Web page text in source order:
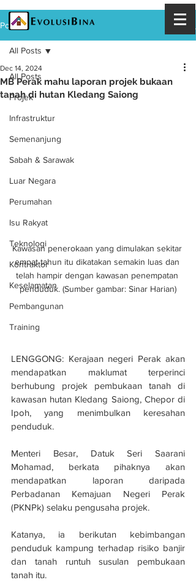
Post
All Posts
Projek
Infrastruktur
Semenanjung
Sabah & Sarawak
Luar Negara
Perumahan
Isu Rakyat
Teknologi
Kontraktor
Keselamatan
Pembangunan
Training
All Posts
MB Perak mahu laporan projek bukaan
tanah di hutan Kledang Saiong
Dec 14, 2024
Kawasan penerokaan yang dimulakan sekitar
empat tahun itu dikatakan semakin luas dan
telah hampir dengan kawasan penempatan
penduduk. (Sumber gambar: Sinar Harian)
LENGGONG: Kerajaan negeri Perak akan
mendapatkan maklumat terperinci
berhubung projek pembukaan tanah di
kawasan hutan Kledang Saiong, Chepor di
Ipoh, yang menimbulkan keresahan
penduduk.
Menteri Besar, Datuk Seri Saarani
Mohamad, berkata pihaknya akan
mendapatkan laporan daripada
Perbadanan Kemajuan Negeri Perak
(PKNPk) selaku pengusaha projek.
Katanya, ia berikutan kebimbangan
penduduk kampung terhadap risiko banjir
dan tanah runtuh susulan pembukaan
tanah itu.